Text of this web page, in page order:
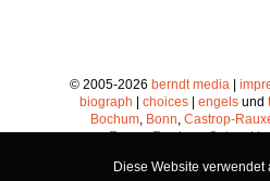
© 2005-2026 berndt media|
biograph
choices engels und
Bochum, Bonn, Castrop-
Essen,Frechen,
Recklinghausen,
Diese Website